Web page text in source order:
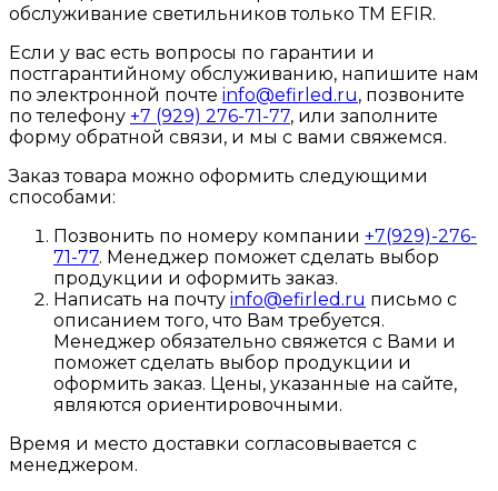
обслуживание светильников только ТМ EFIR.
Если у вас есть вопросы по гарантии и
постгарантийному обслуживанию, напишите нам
по электронной почте info@efirled.ru, позвоните
по телефону +7 (929) 276-71-77, или заполните
форму обратной связи, и мы с вами свяжемся.
Заказ товара можно оформить следующими
способами:
Позвонить по номеру компании +7(929)-276-
71-77. Менеджер поможет сделать выбор
продукции и оформить заказ.
Написать на почту info@efirled.ru письмо с
описанием того, что Вам требуется.
Менеджер обязательно свяжется с Вами и
поможет сделать выбор продукции и
оформить заказ. Цены, указанные на сайте,
являются ориентировочными.
Время и место доставки согласовывается с
менеджером.